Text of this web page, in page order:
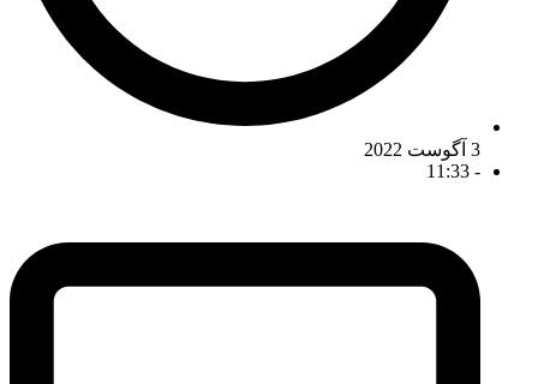
3 آگوست 2022
-
11:33